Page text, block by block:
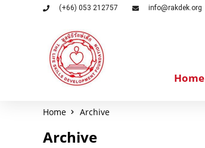
(+66) 053 212757 info@rakdek.org
Home
Home Archive
Archive